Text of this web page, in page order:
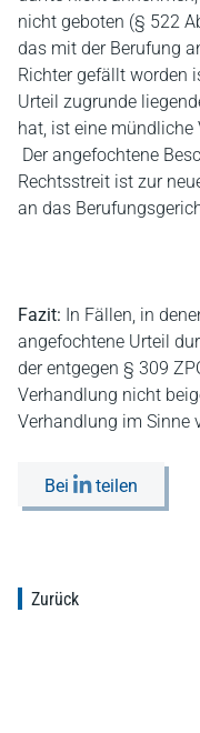
nicht geboten (§ 522
das mit der Berufung
Richter gefällt worden
Urteil zugrunde
hat, ist eine
Der angefochtene
Rechtsstreit ist zur
an das
Fazit: In Fällen, in
angefochtene Urteil
der entgegen § 309
Verhandlung nicht
Verhandlung im Sinne
Bei teilen
Zurück